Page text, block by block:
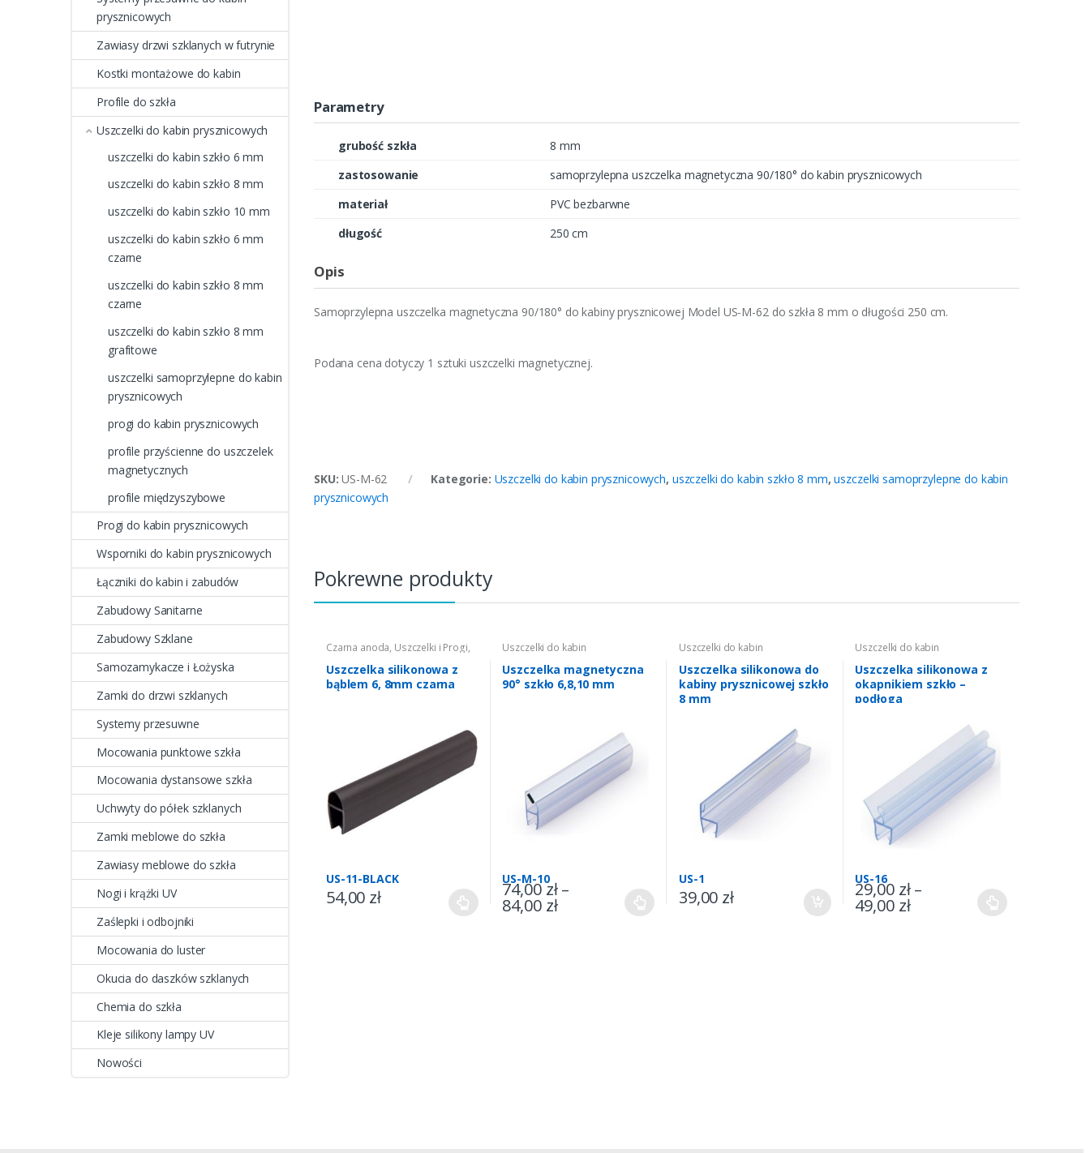
Parametry
grubość szkła
8 mm
zastosowanie
samoprzylepna uszczelka magnetyczna 90/180° do kabin prysznicowych
materiał
PVC bezbarwne
długość
250 cm
Opis
Samoprzylepna uszczelka magnetyczna 90/180° do kabiny prysznicowej Model US-M-62 do szkła 8 mm o długości 250 cm.
Podana cena dotyczy 1 sztuki uszczelki magnetycznej.
SKU:US-M-62 Kategorie: Uszczelki do kabin prysznicowych, uszczelki do kabin szkło 8 mm,uszczelki samoprzylepne do kabin
prysznicowych
Pokrewne produkty
Czarna anoda, Uszczelki i Progi,
Uszczelki do kabin
prysznicowych,uszczelki do
kabin szkło 6 mm czarne,
uszczelki do kabin szkło 8 mm
czarne
Uszczelka silikonowa z
bąblem 6, 8mm czarna
US-11-BLACK
54,00 zł
Uszczelki do kabin
kabin szkło 6 mm,uszczelki do
kabin szkło 8 mm,uszczelki do
kabin szkło 10 mm
Uszczelka magnetyczna
90° szkło 6,8,10 mm
US-M-10
74,00zł–
84,00 zł
Uszczelki do kabin
kabin szkło 8 mm
Uszczelka silikonowa do
kabiny prysznicowej szkło
8 mm
US-1
39,00 zł
Uszczelki do kabin
kabin szkło 6 mm,uszczelki do
kabin szkło 8 mm,uszczelki do
kabin szkło 10 mm
Uszczelka silikonowa z
okapnikiem szkło –
podłoga
US-16
29,00 zł–
49,00 zł
prysznicowych
Zawiasy drzwi szklanych w futrynie
Kostki montażowe do kabin
Profile do szkła
Uszczelki do kabin prysznicowych
uszczelki do kabin szkło 6 mm
uszczelki do kabin szkło 8 mm
uszczelki do kabin szkło 10 mm
uszczelki do kabin szkło 6 mm
czarne
uszczelki do kabin szkło 8 mm
czarne
uszczelki do kabin szkło 8 mm
grafitowe
uszczelki samoprzylepne do kabin
prysznicowych
progi do kabin prysznicowych
profile przyścienne do uszczelek
magnetycznych
profile międzyszybowe
Progi do kabin prysznicowych
Wsporniki do kabin prysznicowych
Łączniki do kabin i zabudów
Zabudowy Sanitarne
Zabudowy Szklane
Samozamykacze i Łożyska
Zamki do drzwi szklanych
Systemy przesuwne
Mocowania punktowe szkła
Mocowania dystansowe szkła
Uchwyty do półek szklanych
Zamki meblowe do szkła
Zawiasy meblowe do szkła
Nogi i krążki UV
Zaślepki i odbojniki
Mocowania do luster
Okucia do daszków szklanych
Chemia do szkła
Kleje silikony lampy UV
Nowości